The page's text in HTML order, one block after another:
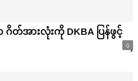
တ်အားလုံးကို DKBA ပြန်ဖွင့်
0